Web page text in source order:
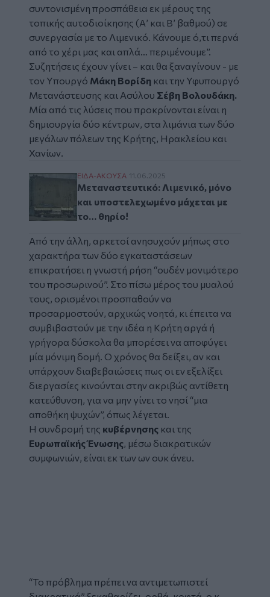
συντονισμένη προσπάθεια εκ μέρους της
τοπικής αυτοδιοίκησης (Α’ και Β’ βαθμού) σε
συνεργασία με το Λιμενικό. Κάνουμε ό,τι περνά
από το χέρι μας και απλά… περιμένουμε”.
Συζητήσεις έχουν γίνει – και θα ξαναγίνουν - με
τον Υπουργό Μάκη Βορίδη και την Υφυπουργό
Μετανάστευσης και Ασύλου Σέβη Βολουδάκη.
Μία από τις λύσεις που προκρίνονται είναι η
δημιουργία δύο κέντρων, στα λιμάνια των δύο
μεγάλων πόλεων της Κρήτης, Ηρακλείου και
Χανίων.
Μεταναστευτικό: Λιμενικό, μόνο και
ΕΙΔΑ-ΑΚΟΥΣΑ 11.06.2025
Μεταναστευτικό: Λιμενικό, μόνο
και υποστελεχωμένο μάχεται με
το… θηρίο!
Από την άλλη, αρκετοί ανησυχούν μήπως στο
χαρακτήρα των δύο εγκαταστάσεων
επικρατήσει η γνωστή ρήση “ουδέν μονιμότερο
του προσωρινού”. Στο πίσω μέρος του μυαλού
τους, ορισμένοι προσπαθούν να
προσαρμοστούν, αρχικώς νοητά, κι έπειτα να
συμβιβαστούν με την ιδέα η Κρήτη αργά ή
γρήγορα δύσκολα θα μπορέσει να αποφύγει
μία μόνιμη δομή. Ο χρόνος θα δείξει, αν και
υπάρχουν διαβεβαιώσεις πως οι εν εξελίξει
διεργασίες κινούνται στην ακριβώς αντίθετη
κατεύθυνση, για να μην γίνει το νησί “μια
αποθήκη ψυχών”, όπως λέγεται.
Η συνδρομή της κυβέρνησης και της
Ευρωπαϊκής Ένωσης, μέσω διακρατικών
συμφωνιών, είναι εκ των ων ουκ άνευ.
“Το πρόβλημα πρέπει να αντιμετωπιστεί